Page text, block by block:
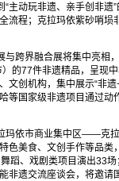
“主动玩非遗、亲手创非
流程；克拉玛依紫砂哨
与跨界融合展将集中亮
的77件非遗精品，呈现
文创机构，集中展示“非
等国家级非遗项目通过
玛依市商业集中区——克
色美食、文创手作等品类
蹈、戏剧类项目演出33
非遗交流座谈会，将邀